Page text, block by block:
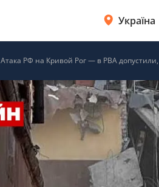
Україна
Атака РФ на Кривой Рог — в РВА